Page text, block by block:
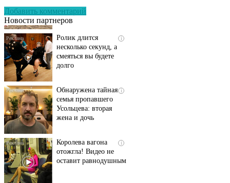
Добавить комментарий
Новости партнеров
несколько секунд, а
смеяться вы будете
долго
семья пропавшего
Усольцева: вторая
жена и дочь
отожгла! Видео не
оставит равнодушным